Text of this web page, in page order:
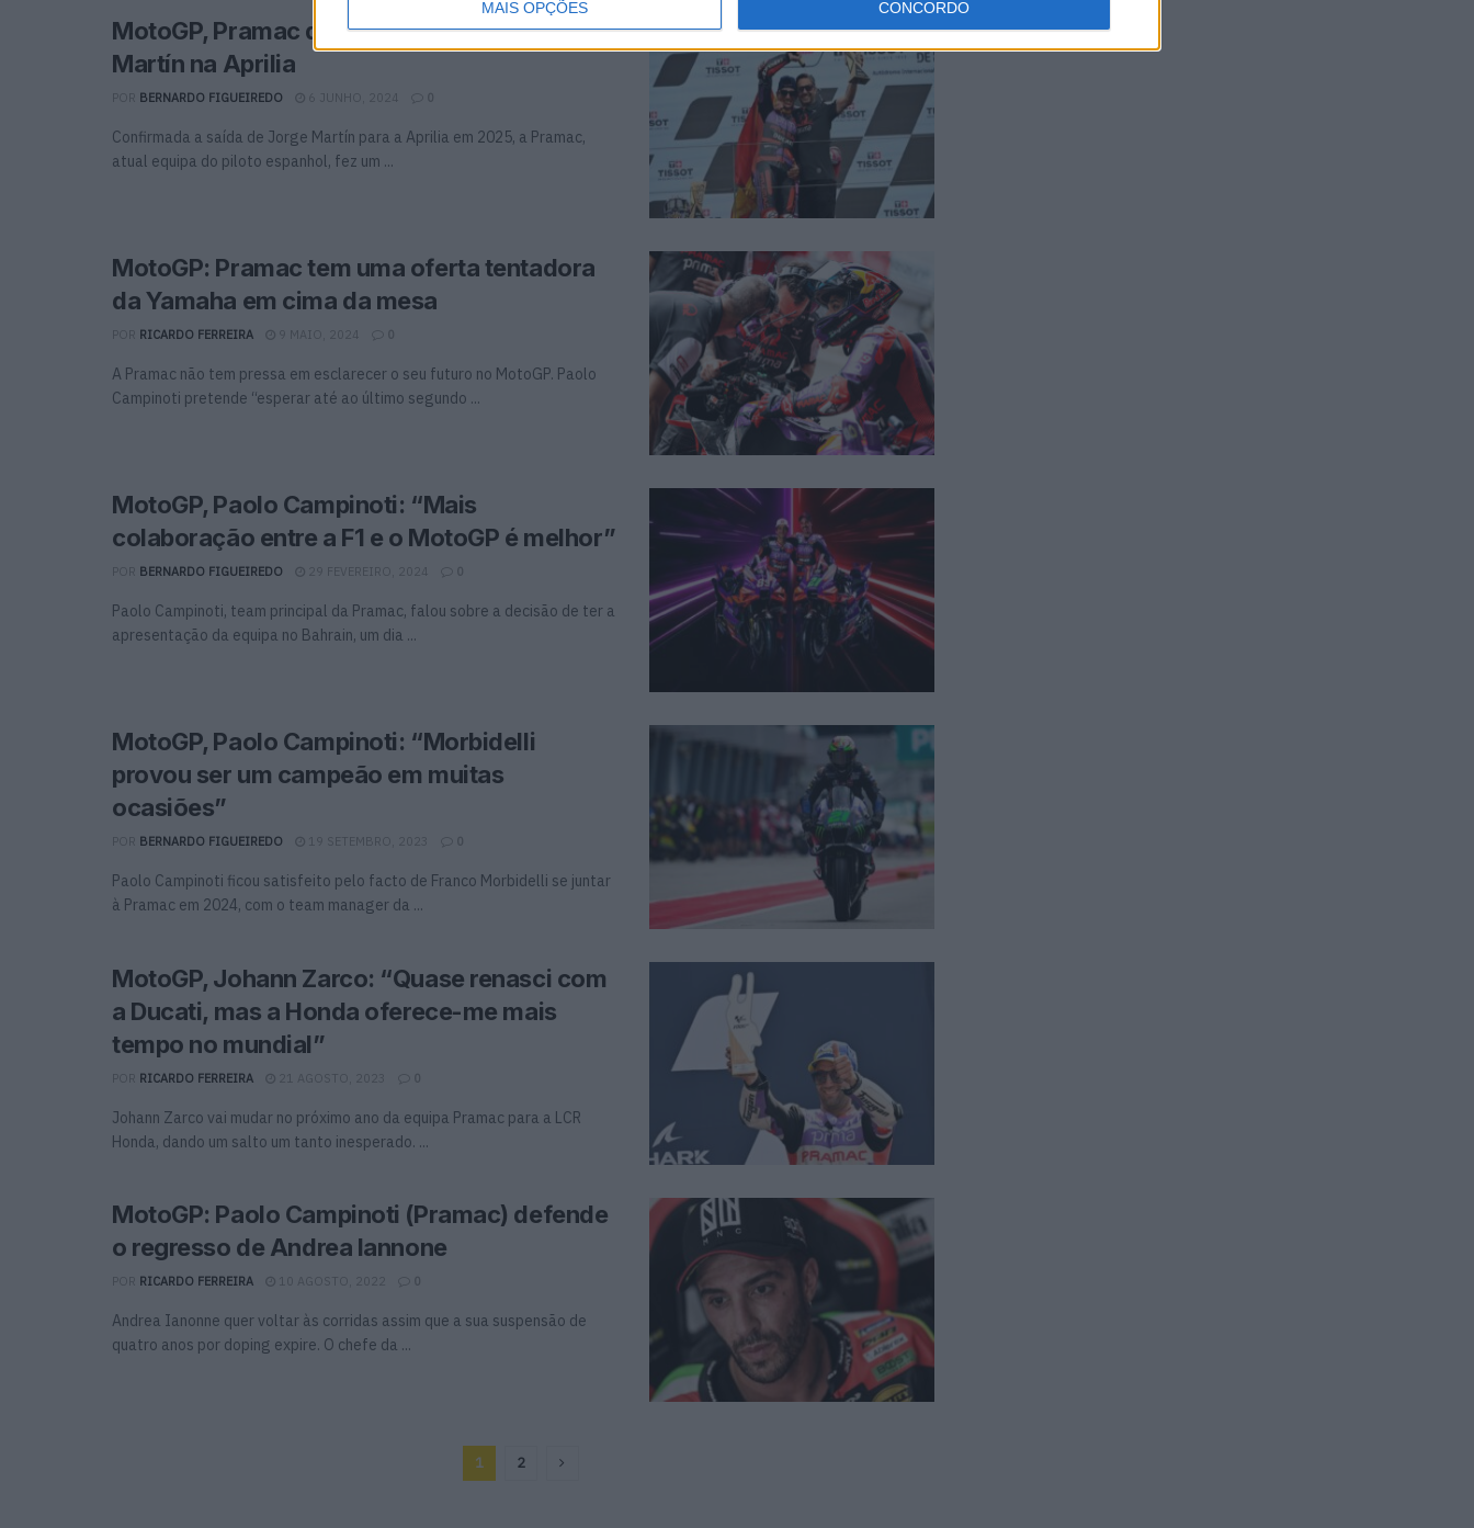
MAIS OPÇÕES CONCORDO
MotoGP, Pramac deseja o melhor a Jorge
Martín na Aprilia
BERNARDO FIGUEIREDO 6 JUNHO, 2024 0
Confirmada a saída de Jorge Martín para a Aprilia em 2025, a Pramac,
atual equipa do piloto espanhol, fez um ...
MotoGP: Pramac tem uma oferta tentadora
da Yamaha em cima da mesa
RICARDO FERREIRA 9 MAIO, 2024 0
A Pramac não tem pressa em esclarecer o seu futuro no MotoGP. Paolo
Campinoti pretende “esperar até ao último segundo ...
MotoGP, Paolo Campinoti: “Mais
colaboração entre a F1 e o MotoGP é melhor”
BERNARDO FIGUEIREDO 29 FEVEREIRO, 2024 0
Paolo Campinoti, team principal da Pramac, falou sobre a decisão de ter a
apresentação da equipa no Bahrain, um dia ...
MotoGP, Paolo Campinoti: “Morbidelli
provou ser um campeão em muitas
ocasiões”
BERNARDO FIGUEIREDO 19 SETEMBRO, 2023 0
Paolo Campinoti ficou satisfeito pelo facto de Franco Morbidelli se juntar
à Pramac em 2024, com o team manager da ...
MotoGP, Johann Zarco: “Quase renasci com
a Ducati, mas a Honda oferece-me mais
tempo no mundial”
RICARDO FERREIRA 21 AGOSTO, 2023 0
Johann Zarco vai mudar no próximo ano da equipa Pramac para a LCR
Honda, dando um salto um tanto inesperado. ...
MotoGP: Paolo Campinoti (Pramac) defende
o regresso de Andrea Iannone
RICARDO FERREIRA 10 AGOSTO, 2022 0
Andrea Ianonne quer voltar às corridas assim que a sua suspensão de
quatro anos por doping expire. O chefe da ...
1 2